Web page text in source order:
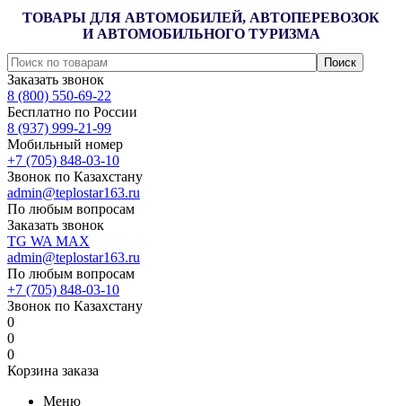
ТОВАРЫ ДЛЯ АВТОМОБИЛЕЙ, АВТОПЕРЕВОЗОК
И АВТОМОБИЛЬНОГО ТУРИЗМА
Заказать звонок
8 (800) 550-69-22
Бесплатно по России
8 (937) 999-21-99
Мобильный номер
+7 (705) 848-03-10
Звонок по Казахстану
admin@teplostar163.ru
По любым вопросам
Заказать звонок
TG WA MAX
admin@teplostar163.ru
По любым вопросам
+7 (705) 848-03-10
Звонок по Казахстану
0
0
0
Корзина заказа
Меню